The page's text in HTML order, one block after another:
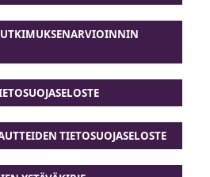
TIETOSUOJASELOSTE